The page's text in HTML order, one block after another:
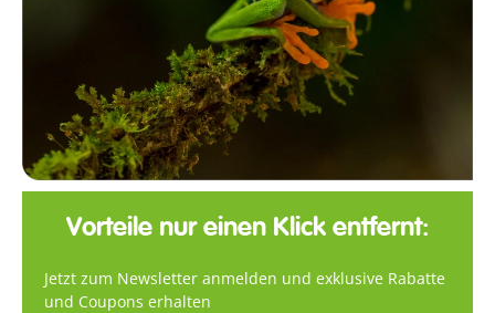
Vorteile nur einen Klick entfernt:
Jetzt zum Newsletter anmelden und exklusive Rabatte
und Coupons erhalten